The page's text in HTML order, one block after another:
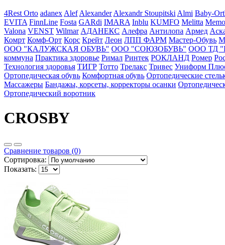
4Rest Orto adanexAlefAlexanderAlexandr StoupitskiAlmi Baby-
EVITA FinnLine Fosta GARdi IMARA Inblu KUMFO Melitta
Valona VENST Wilmar АДАНЕКС Алефра Антилопа Армед
Комрт Комф-Орт Корс Крейт Леон ЛПП ФАРМ Мастер-Обувь
ООО "КАЛУЖСКАЯ ОБУВЬ" ООО "СОЮЗОБУВЬ" ООО ТД
коммуна Практика здоровье Римал Ринтек РОКЛАНД Ромер
Технология здоровья ТИГР Тотто Трелакс Тривес Униформ
Ортопедическая обувь Комфортная обувь Ортопедические
Массажеры Бандажы, корсеты, корректоры осанки
Ортопедический воротник
CROSBY
Сравнение товаров (0)
Сортировка:
Показать: